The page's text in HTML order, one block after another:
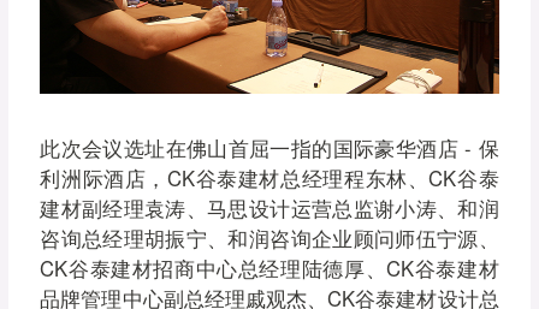
此次会议选址在佛山首屈一指的国际豪华酒店 - 保
利洲际酒店，CK谷泰建材总经理程东林、CK谷泰
建材副经理袁涛、马思设计运营总监谢小涛、和润
咨询总经理胡振宁、和润咨询企业顾问师伍宁源、
CK谷泰建材招商中心总经理陆德厚、CK谷泰建材
品牌管理中心副总经理戚观杰、CK谷泰建材设计总